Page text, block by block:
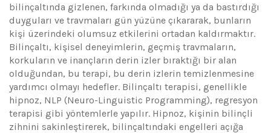
bilinçaltında gizlenen, farkında olmadığı ya da bastırdığı
duyguları ve travmaları gün yüzüne çıkararak, bunların
kişi üzerindeki olumsuz etkilerini ortadan kaldırmaktır.
Bilinçaltı, kişisel deneyimlerin, geçmiş travmaların,
korkuların ve inançların derin izler bıraktığı bir alan
olduğundan, bu terapi, bu derin izlerin temizlenmesine
yardımcı olmayı hedefler. Bilinçaltı terapisi, genellikle
hipnoz, NLP (Neuro-Linguistic Programming), regresyon
terapisi gibi yöntemlerle yapılır. Hipnoz, kişinin bilinçli
zihnini sakinleştirerek, bilinçaltındaki engelleri açığa